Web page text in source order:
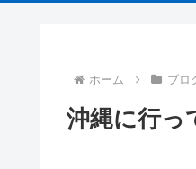
ホーム ブロ
沖縄に行っ